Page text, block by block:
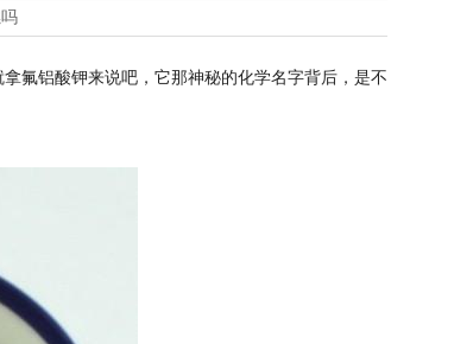
氟铝酸钾来说吧，它那神秘的化学名字背后，是不